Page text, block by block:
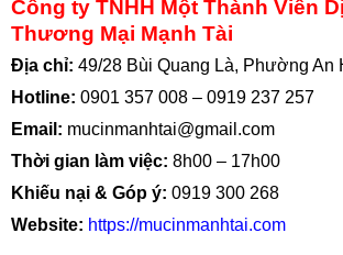
Công ty TNHH Một Thành Viên
Thương Mại Mạnh Tài
Địa chỉ: 49/28 Bùi Quang Là, Phường An
Hotline: 0901 357 008 – 0919 237 257
Email: mucinmanhtai@gmail.com
Thời gian làm việc: 8h00 – 17h00
Khiếu nại & Góp ý: 0919 300 268
Website: https://mucinmanhtai.com